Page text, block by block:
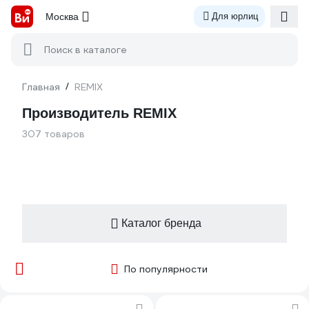
Москва Для юрлиц
Поиск в каталоге
Главная / REMIX
Производитель REMIX
307 товаров
Каталог бренда
По популярности